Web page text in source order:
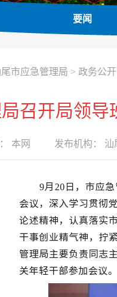
要闻
市应急管理局 > 政务公开
召开局领
本网 发布机构： 汕